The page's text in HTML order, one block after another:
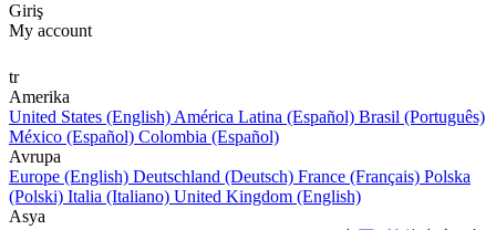
Giriş
My account
tr
Amerika
United States (English) América Latina (Español) Brasil (Português)
México (Español) Colombia (Español)
Avrupa
Europe (English) Deutschland (Deutsch) France (Français) Polska
(Polski) Italia (Italiano) United Kingdom (English)
Asya